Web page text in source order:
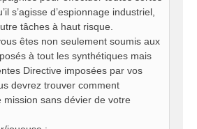
s’agisse d’espionnage industriel,
tâches à haut risque.
êtes non seulement soumis aux
à tout les synthétiques mais
Directive imposées par vos
devrez trouver comment
mission sans dévier de votre